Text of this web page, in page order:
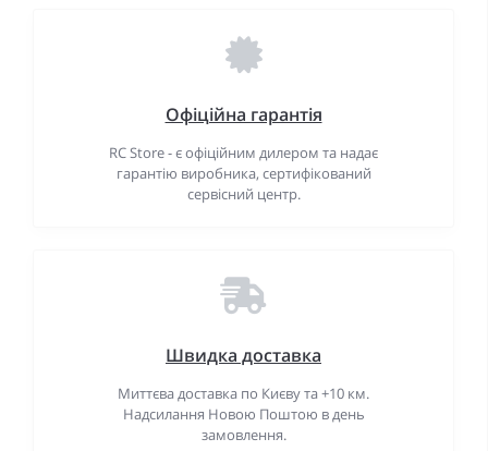
Офіційна гарантія
RC Store - є офіційним дилером та надає
гарантію виробника, сертифікований
сервісний центр.
Швидка доставка
Миттєва доставка по Києву та +10 км.
Надсилання Новою Поштою в день
замовлення.